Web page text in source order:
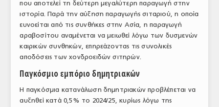
που αποτελεί τη δεύτερη μεγαλύτερη παραγωγή στην
ιστορία. Παρά την αύξηση παραγωγής σιταριού, η οποία
ευνοείται από τις συνθήκες στην Ασία, η παραγωγή
αραβοσίτου αναμένεται να μειωθεί λόγω των δυσμενών
καιρικών συνθηκών, επηρεάζοντας τις συνολικές
αποδόσεις των χονδροειδών σιτηρών.
Παγκόσμιο εμπόριο δημητριακών
Η παγκόσμια κατανάλωση δημητριακών προβλέπεται να
αυξηθεί κατά 0,5% το 2024/25, κυρίως λόγω της